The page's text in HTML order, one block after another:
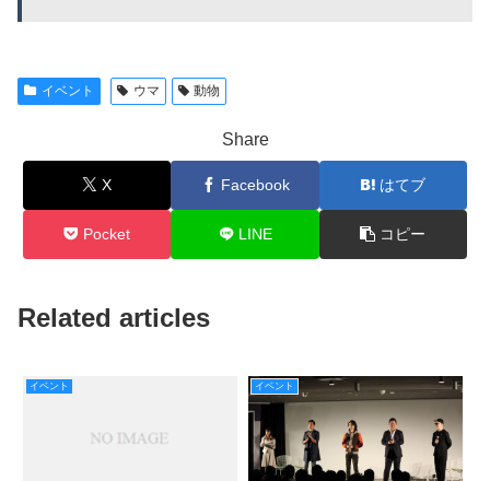
イベント ウマ 動物
Share
X Facebook はてブ
Pocket LINE コピー
Related articles
イベント イベント